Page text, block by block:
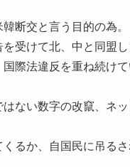
断交と言う目的の為。
受けて北、中と同盟
際法違反を重ね続け
ない数字の改竄、ネ
るか、自国民に吊る